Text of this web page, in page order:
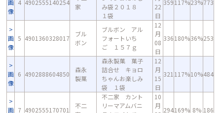
画
像
4 4902555140254
家
み袋２０１８
１袋
22
日
359117%23%773
画
像
5 4901360328017
ブル
ボン
ブルボン アル
フォートいち
ご １５７ｇ
12
月
08
日
336180%36%253
画
像
6 4902888604850
森永
製菓
森永製菓 菓子
詰合せ キョロ
ちゃんお楽しみ
袋 １袋
12
月
15
日
321 117%10%484
画 7 4902555170701
不二
不二家 カント
リーマアムバニ
10
月
294169% 8% 186